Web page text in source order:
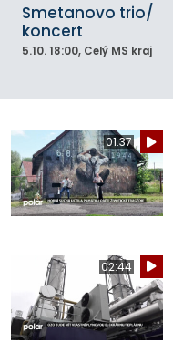
Smetanovo trio/
koncert
5.10. 18:00, Celý MS kraj
01:37
02:44